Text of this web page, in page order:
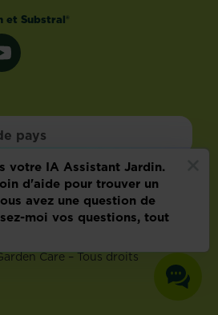
et Substral®
pays
Malin dans le jardin
données personnelles
Care – Tous droits